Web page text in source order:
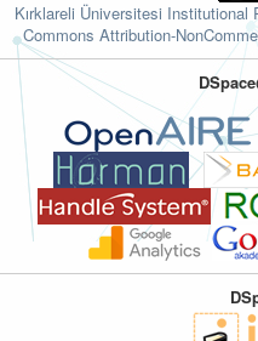
Kırklareli Üniversitesi Institutional
Commons Attribution-